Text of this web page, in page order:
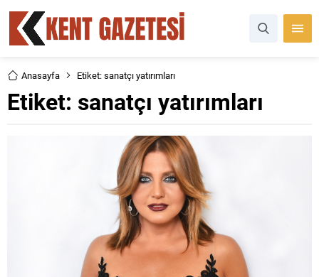
Anasayfa Etiket: sanatçı yatırımları
Etiket: sanatçı yatırımları